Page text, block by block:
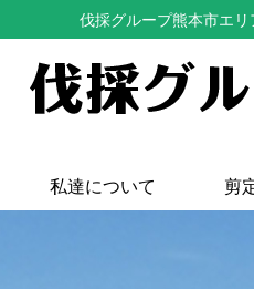
伐採グループ熊本市エリ
私達について 剪